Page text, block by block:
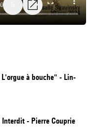
à bouche" - Lin-
- Pierre Couprie